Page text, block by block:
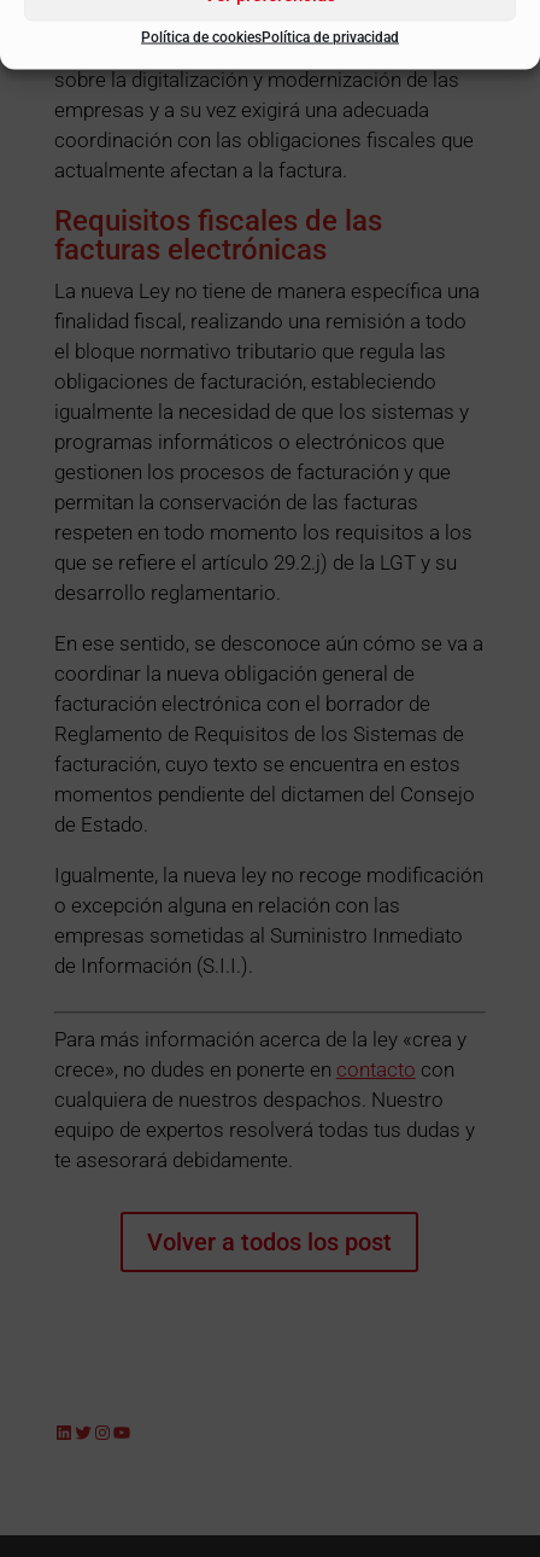
Política de cookiesPolítica de privacidad
de la factura electrónica tendrá un efecto claro
sobre la digitalización y modernización de las
empresas y a su vez exigirá una adecuada
coordinación con las obligaciones fiscales que
actualmente afectan a la factura.
Requisitos fiscales de las
facturas electrónicas
La nueva Ley no tiene de manera específica una
finalidad fiscal, realizando una remisión a todo
el bloque normativo tributario que regula las
obligaciones de facturación, estableciendo
igualmente la necesidad de que los sistemas y
programas informáticos o electrónicos que
gestionen los procesos de facturación y que
permitan la conservación de las facturas
respeten en todo momento los requisitos a los
que se refiere el artículo 29.2.j) de la LGT y su
desarrollo reglamentario.
En ese sentido, se desconoce aún cómo se va a
coordinar la nueva obligación general de
facturación electrónica con el borrador de
Reglamento de Requisitos de los Sistemas de
facturación, cuyo texto se encuentra en estos
momentos pendiente del dictamen del Consejo
de Estado.
Igualmente, la nueva ley no recoge modificación
o excepción alguna en relación con las
empresas sometidas al Suministro Inmediato
de Información (S.I.I.).
Para más información acerca de la ley «crea y
crece», no dudes en ponerte en contacto con
cualquiera de nuestros despachos. Nuestro
equipo de expertos resolverá todas tus dudas y
te asesorará debidamente.
Volver a todos los post
LinkedIn
Twitter
Instagram
YouTube